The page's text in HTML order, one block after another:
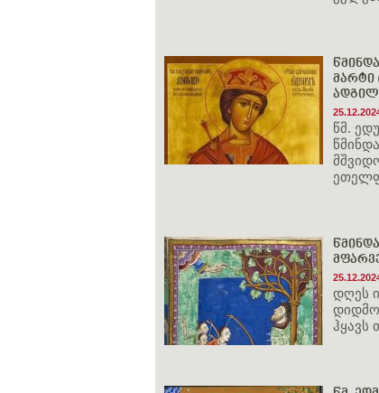
მარტი
წმ.
დღეს
ჰყავს